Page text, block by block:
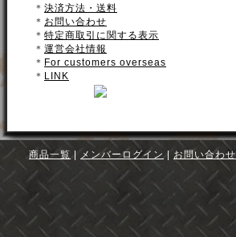
＊ 決済方法・送料
＊ お問い合わせ
＊ 特定商取引に関する表示
＊ 運営会社情報
＊ For customers overseas
＊ LINK
商品一覧 メンバーログイン お問い合わせ